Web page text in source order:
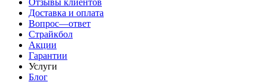
Отзывы клиентов
Доставка и оплата
Вопрос—ответ
Страйкбол
Акции
Гарантии
Услуги
Блог